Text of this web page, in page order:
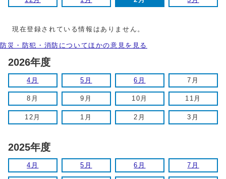
現在登録されている情報はありません。
防災・防犯・消防についてほかの意見を見る
2026年度
4月 5月 6月 7月
8月 9月 10月 11月
12月 1月 2月 3月
2025年度
4月 5月 6月 7月